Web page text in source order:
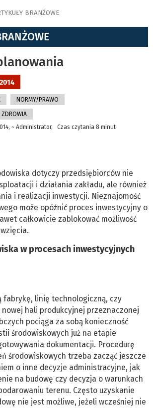
BRANŻOWE
NORMY/PRAWO
ZDROWIA
~ Administrator, Czas czytania 8 minut
dotyczy przedsiębiorców nie
i działania zakładu, ale również
i realizacji inwestycji. Nieznajomość
może opóźnić proces inwestycyjny o
całkowicie zablokować możliwość
w procesach inwestycyjnych
fabrykę, linię technologiczną, czy
nowej hali produkcyjnej przeznaczonej
pociąga za sobą konieczność
środowiskowych już na etapie
dokumentacji. Procedurę
środowiskowych trzeba zacząć jeszcze
o inne decyzje administracyjne, jak
na budowę czy decyzja o warunkach
terenu. Często uzyskanie
nie jest możliwe, jeżeli wcześniej nie